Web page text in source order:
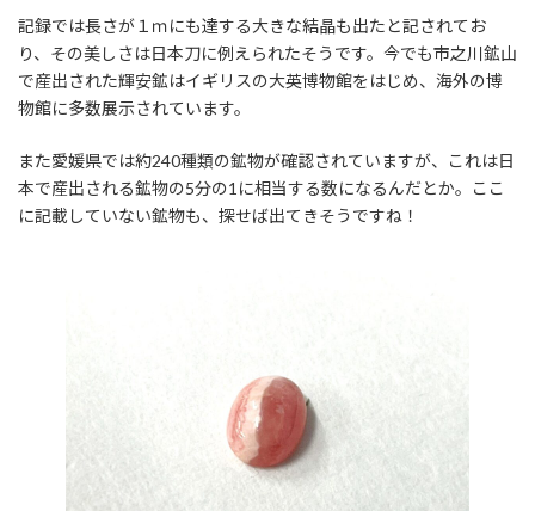
記録では長さが１ｍにも達する大きな結晶も出たと記されてお
り、その美しさは日本刀に例えられたそうです。今でも市之川鉱山
で産出された輝安鉱はイギリスの大英博物館をはじめ、海外の博
物館に多数展示されています。
また愛媛県では約240種類の鉱物が確認されていますが、これは日
本で産出される鉱物の5分の1に相当する数になるんだとか。ここ
に記載していない鉱物も、探せば出てきそうですね！